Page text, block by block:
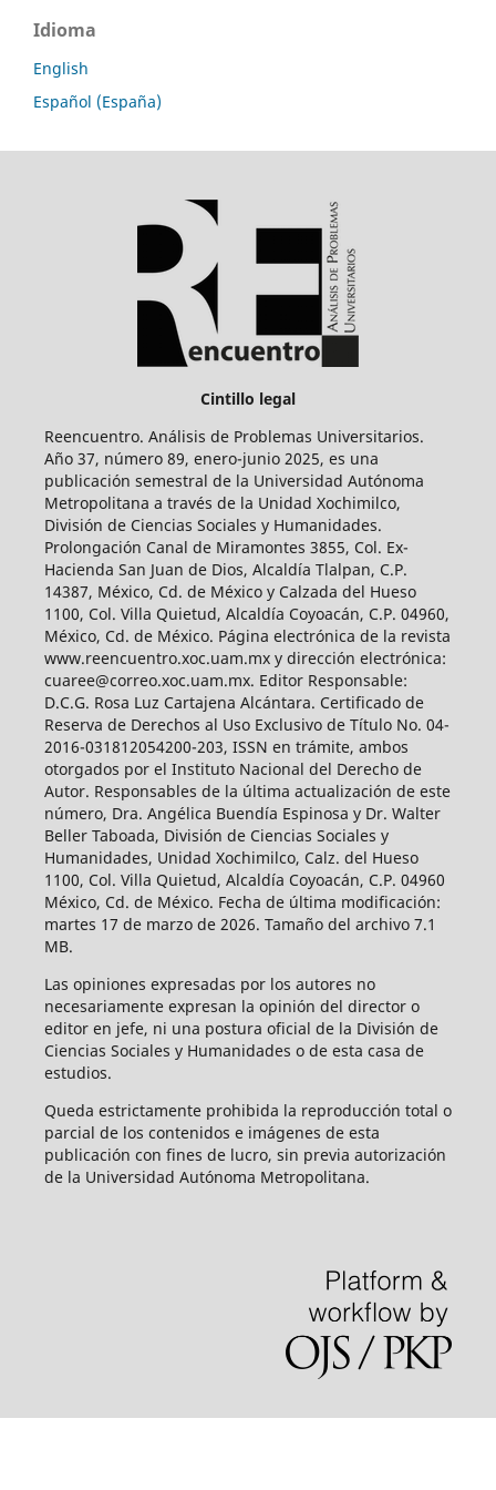
Idioma
English
Español (España)
Cintillo legal
Reencuentro. Análisis de Problemas Universitarios.
Año 37, número 89, enero-junio 2025, es una
publicación semestral de la Universidad Autónoma
Metropolitana a través de la Unidad Xochimilco,
División de Ciencias Sociales y Humanidades.
Prolongación Canal de Miramontes 3855, Col. Ex-
Hacienda San Juan de Dios, Alcaldía Tlalpan, C.P.
14387, México, Cd. de México y Calzada del Hueso
1100, Col. Villa Quietud, Alcaldía Coyoacán, C.P. 04960,
México, Cd. de México. Página electrónica de la revista
www.reencuentro.xoc.uam.mx y dirección electrónica:
cuaree@correo.xoc.uam.mx. Editor Responsable:
D.C.G. Rosa Luz Cartajena Alcántara. Certificado de
Reserva de Derechos al Uso Exclusivo de Título No. 04-
2016-031812054200-203, ISSN en trámite, ambos
otorgados por el Instituto Nacional del Derecho de
Autor. Responsables de la última actualización de este
número, Dra. Angélica Buendía Espinosa y Dr. Walter
Beller Taboada, División de Ciencias Sociales y
Humanidades, Unidad Xochimilco, Calz. del Hueso
1100, Col. Villa Quietud, Alcaldía Coyoacán, C.P. 04960
México, Cd. de México. Fecha de última modificación:
martes 17 de marzo de 2026. Tamaño del archivo 7.1
MB.
Las opiniones expresadas por los autores no
necesariamente expresan la opinión del director o
editor en jefe, ni una postura oficial de la División de
Ciencias Sociales y Humanidades o de esta casa de
estudios.
Queda estrictamente prohibida la reproducción total o
parcial de los contenidos e imágenes de esta
publicación con fines de lucro, sin previa autorización
de la Universidad Autónoma Metropolitana.